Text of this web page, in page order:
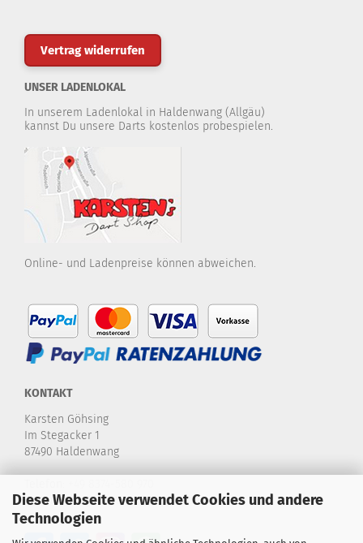
Diese Webseite verwendet Cookies und andere
Technologien
Vertrag widerrufen
UNSER LADENLOKAL
In unserem Ladenlokal in Haldenwang (Allgäu)
kannst Du unsere Darts kostenlos probespielen.
Online- und Ladenpreise können abweichen.
KONTAKT
Karsten Göhsing
Im Stegacker 1
87490 Haldenwang
E-Mail:info@karstensdartshop.de